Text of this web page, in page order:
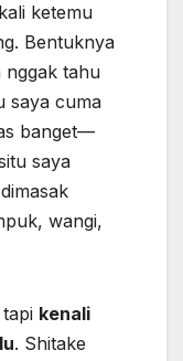
ketemu
Bentuknya
nggak tahu
saya cuma
banget—
saya
wangi,
kenali
. Shitake